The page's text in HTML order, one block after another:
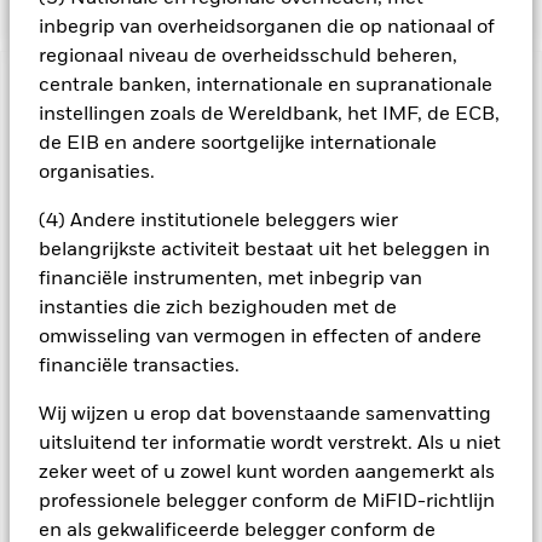
inbegrip van overheidsorganen die op nationaal of
regionaal niveau de overheidsschuld beheren,
centrale banken, internationale en supranationale
instellingen zoals de Wereldbank, het IMF, de ECB,
de EIB en andere soortgelijke internationale
organisaties.
(4) Andere institutionele beleggers wier
belangrijkste activiteit bestaat uit het beleggen in
financiële instrumenten, met inbegrip van
instanties die zich bezighouden met de
omwisseling van vermogen in effecten of andere
financiële transacties.
Wij wijzen u erop dat bovenstaande samenvatting
uitsluitend ter informatie wordt verstrekt. Als u niet
zeker weet of u zowel kunt worden aangemerkt als
professionele belegger conform de MiFID-richtlijn
en als gekwalificeerde belegger conform de
BELANGRIJKE GEGEVENS: Kapitaalrisico.De waarde en
het rendement van beleggingen kunnen dalen en stijgen, en
zijn niet gegarandeerd. Beleggers verliezen mogelijk hun
oorspronkelijke inleg.
Alle aandelenklassen met valutahedging van dit fonds
gebruiken derivaten om valutarisico's af te dekken. Het
gebruik van derivaten voor een aandelenklasse kan een
potentieel besmettingsrisico (ook bekend als spill-over) voor
andere aandelenklassen in het fonds betekenen. De
beheermaatschappij van het fonds waarborgt dat er
geschikte procedures worden gebruikt om het
minimaliseren. Via het uitklapvakje direct onder de naam van
het fonds, kunt u een lijst van alle aandelenklassen in het
fonds bekijken – aandelenklassen met valutahedging worden
aandelenklasse. Daarnaast is een volledige lijst van alle
aandelenklassen met valutahedging op aanvraag